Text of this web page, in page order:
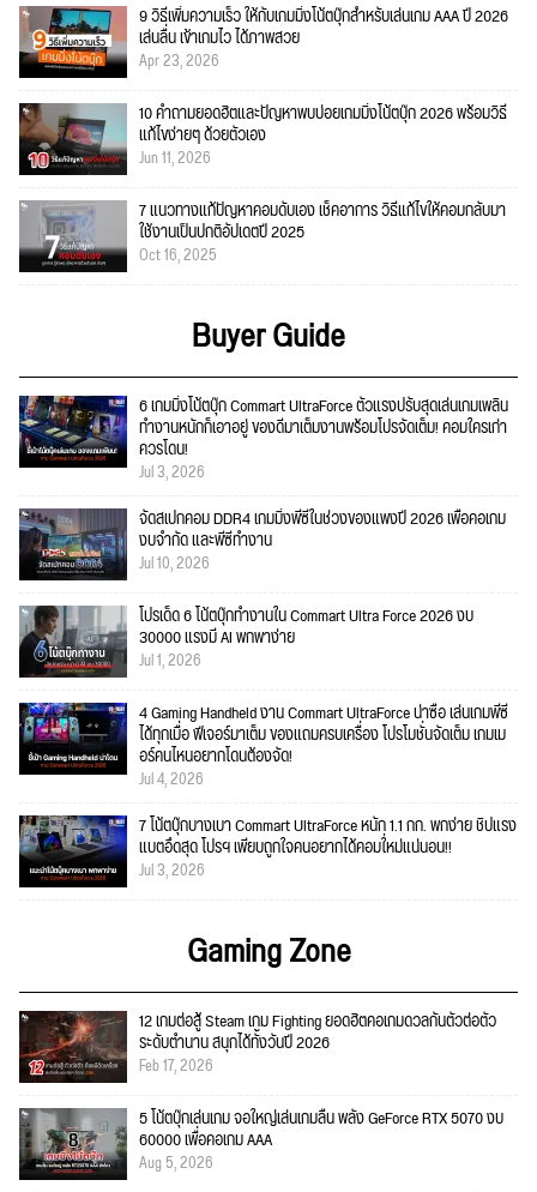
9 วิธีเพิ่มความเร็ว ให้กับเกมมิ่งโน้ตบุ๊กสำหรับเล่นเกม AAA ปี 2026
เล่นลื่น เข้าเกมไว ได้ภาพสวย
Apr 23, 2026
10 คำถามยอดฮิตและปัญหาพบบ่อยเกมมิ่งโน้ตบุ๊ก 2026 พร้อมวิธี
แก้ไขง่ายๆ ด้วยตัวเอง
Jun 11, 2026
7 แนวทางแก้ปัญหาคอมดับเอง เช็คอาการ วิธีแก้ไขให้คอมกลับมา
ใช้งานเป็นปกติอัปเดตปี 2025
Oct 16, 2025
Buyer Guide
6 เกมมิ่งโน้ตบุ๊ก Commart UltraForce ตัวแรงปรับสุดเล่นเกมเพลิน
ทำงานหนักก็เอาอยู่ ของดีมาเต็มงานพร้อมโปรจัดเต็ม! คอมใครเก่า
ควรโดน!
Jul 3, 2026
จัดสเปกคอม DDR4 เกมมิ่งพีซีในช่วงของแพงปี 2026 เพื่อคอเกม
งบจำกัด และพีซีทำงาน
Jul 10, 2026
โปรเด็ด 6 โน้ตบุ๊กทำงานใน Commart Ultra Force 2026 งบ
30000 แรงมี AI พกพาง่าย
Jul 1, 2026
4 Gaming Handheld งาน Commart UltraForce น่าซื้อ เล่นเกมพีซี
ได้ทุกเมื่อ ฟีเจอร์มาเต็ม ของแถมครบเครื่อง โปรโมชั่นจัดเต็ม เกมเม
อร์คนไหนอยากโดนต้องจัด!
Jul 4, 2026
7 โน้ตบุ๊กบางเบา Commart UltraForce หนัก 1.1 กก. พกง่าย ชิปแรง
แบตอึดสุด โปรฯ เพียบถูกใจคนอยากได้คอมใ่หม่แน่นอน!!
Jul 3, 2026
Gaming Zone
12 เกมต่อสู้ Steam เกม Fighting ยอดฮิตคอเกมดวลกันตัวต่อตัว
ระดับตำนาน สนุกได้ทั้งวันปี 2026
Feb 17, 2026
5 โน้ตบุ๊กเล่นเกม จอใหญ่เล่นเกมลื่น พลัง GeForce RTX 5070 งบ
60000 เพื่อคอเกม AAA
Aug 5, 2026